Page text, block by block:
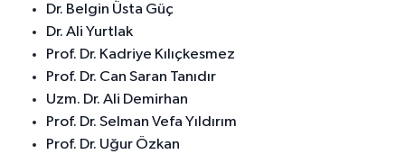
Dr. Belgin Üsta Güç
Dr. Ali Yurtlak
Prof. Dr. Kadriye Kılıçkesmez
Prof. Dr. Can Saran Tanıdır
Uzm. Dr. Ali Demirhan
Prof. Dr. Selman Vefa Yıldırım
Prof. Dr. Uğur Özkan